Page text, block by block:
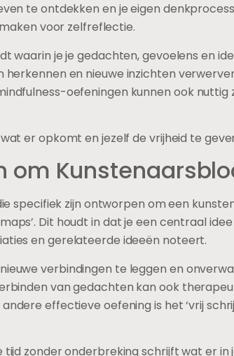
te ontdekken en je eigen
voor zelfreflectie.
waarin je je gedachten, gevoelens en
en nieuwe inzichten
oefeningen kunnen ook nuttig
er opkomt en jezelf de vrijheid te
om
specifiek zijn ontworpen om een
Dit houdt in dat je een centraal
en gerelateerde ideeën noteert.
verbindingen te leggen en
van gedachten kan ook
effectieve oefening is het ‘vrij
zonder onderbreking schrijft wat er in